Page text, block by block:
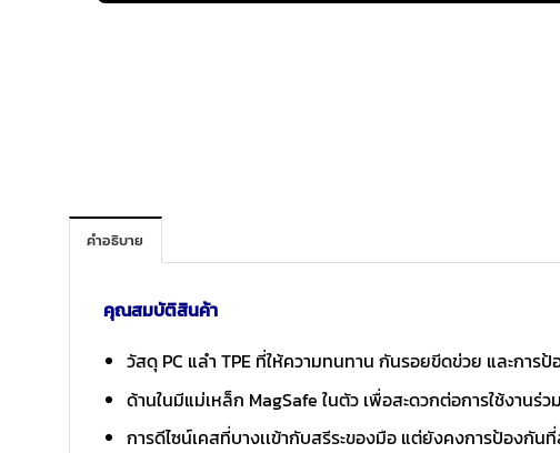
คำอธิบาย
คุณสมบัติสินค้า
วัสดุ PC แลำ TPE ที่ให้ความทนทาน กันรอยขีดข่วย และการ
ด้านในมีแม่เหล็ก MagSafe ในตัว เพื่อสะดวกต่อการใช้งาน
การดีไซน์เคสที่บางเเข้ากับสรีระของมือ แต่ยังคงการป้องกัน